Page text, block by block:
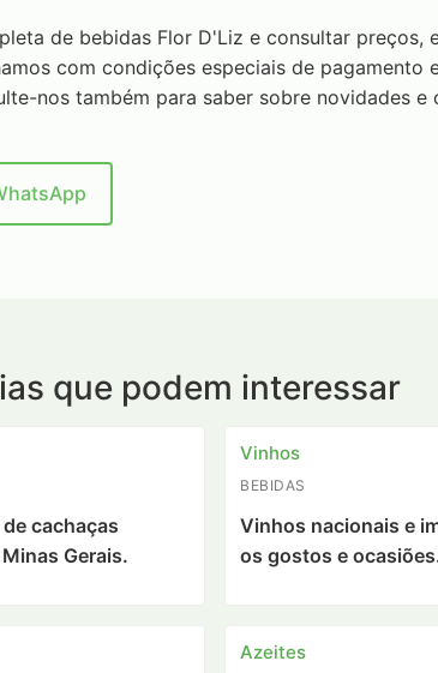
de bebidas Flor D'Liz e consultar preços,
com condições especiais de pagamento
nos também para saber sobre novidades e
que podem interessar
cachaças
Gerais.
Vinhos
BEBIDAS
Vinhos nacionais e
os gostos e
Azeites